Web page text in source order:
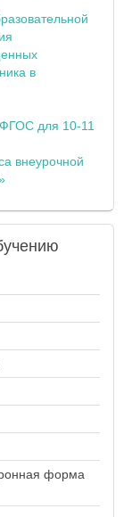
в
для 10-11
внеурочной
форма